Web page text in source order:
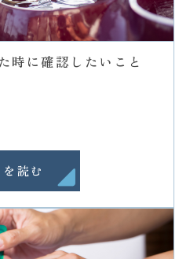
時に確認したいこと
読む